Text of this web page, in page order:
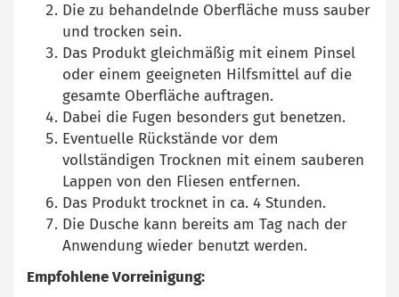
Die zu behandelnde Oberfläche muss sauber
und trocken sein.
Das Produkt gleichmäßig mit einem Pinsel
oder einem geeigneten Hilfsmittel auf die
gesamte Oberfläche auftragen.
Dabei die Fugen besonders gut benetzen.
Eventuelle Rückstände vor dem
vollständigen Trocknen mit einem sauberen
Lappen von den Fliesen entfernen.
Das Produkt trocknet in ca. 4 Stunden.
Die Dusche kann bereits am Tag nach der
Anwendung wieder benutzt werden.
Empfohlene Vorreinigung: